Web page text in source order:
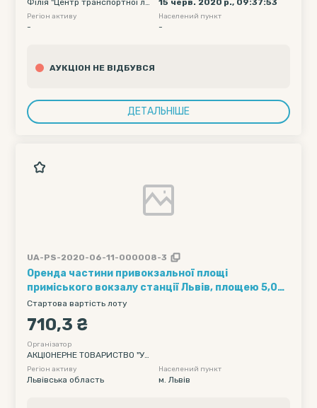
подачі вагону початкова - 2020-06-22 00:00,
Дата подачі вагону кінцева -...
Філія "Центр транспортної ло
гістики" АТ "Укрзалізниця"
15 черв. 2020 р., 09:37:53
Регіон активу
-
Населений пункт
-
АУКЦІОН НЕ ВІДБУВСЯ
ДЕТАЛЬНІШЕ
UA-PS-2020-06-11-000008-3
Оренда частини привокзальної площі
приміського вокзалу станції Львів, площею 5,0
кв.м, що знаходиться за адресою: м. Львів, вул.
Городоцька, 112, для розміщення телефонних
кабінок
Стартова вартість лоту
710,3 ₴
Організатор
АКЦІОНЕРНЕ ТОВАРИСТВО "УК
РАЇНСЬКА ЗАЛІЗНИЦЯ"
Регіон активу
Львівська область
Населений пункт
м. Львів